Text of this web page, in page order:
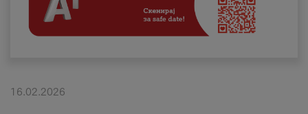
Надополни кредит
Плати сметка
#ПодобарОнлајн
16.02.2026